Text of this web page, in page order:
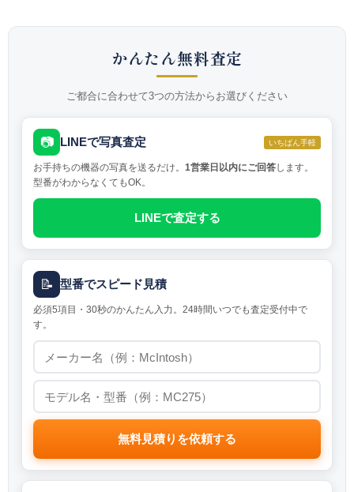
かんたん無料査定
ご都合に合わせて3つの方法からお選びください
📷 LINEで写真査定 いちばん手軽
お手持ちの機器の写真を送るだけ。 1営業日以内にご回答します。
型番がわからなくてもOK。
LINEで査定する
📝 型番でスピード見積
必須5項目・30秒のかんたん入力。24時間いつでも査定受付中で
す。
無料見積りを依頼する